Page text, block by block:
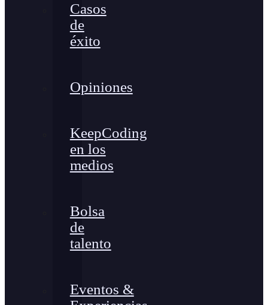
Casos
de
éxito
Opiniones
KeepCoding
en los
medios
Bolsa
de
talento
Eventos &